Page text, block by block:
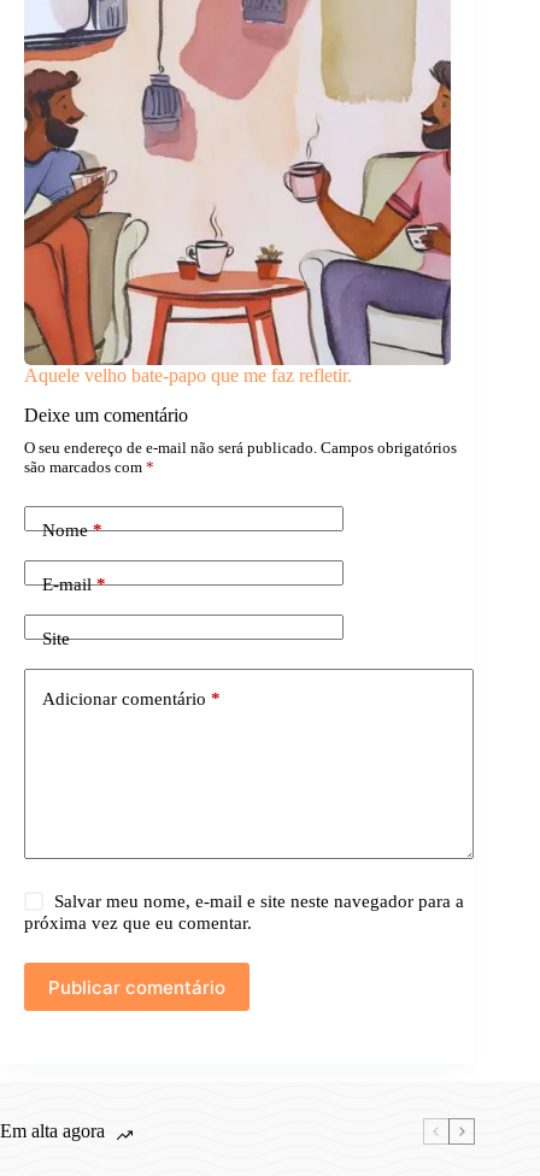
Aquele velho bate-papo que me faz refletir.
Deixe um comentário
O seu endereço de e-mail não será publicado. Campos obrigatórios
são marcados com *
Nome*
E-mail*
Site
Adicionar comentário *
Salvar meu nome, e-mail e site neste navegador para a
próxima vez que eu comentar.
Publicar comentário
Em alta agora